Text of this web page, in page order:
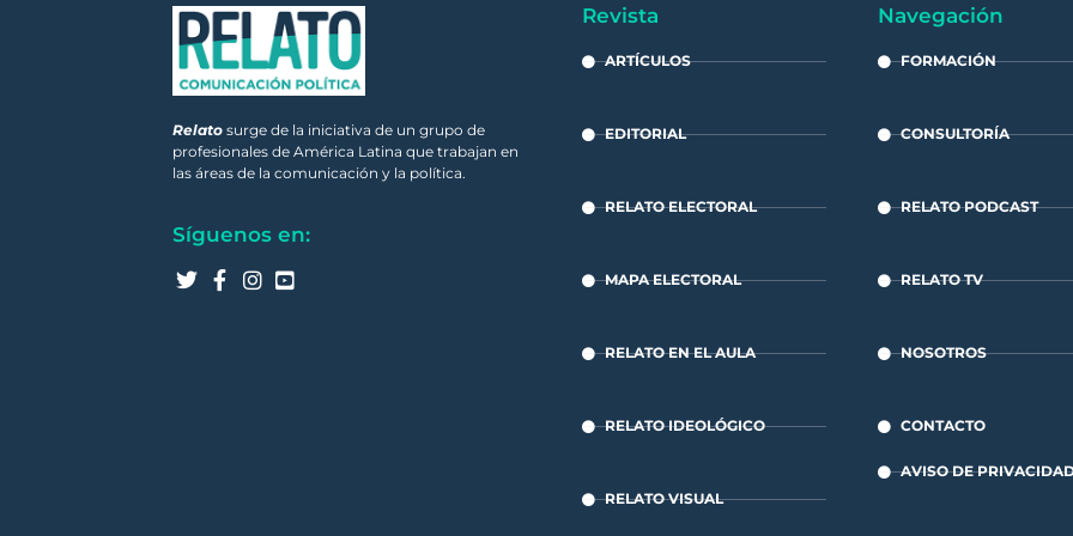
Relato surge de la iniciativa de un grupo de
profesionales de América Latina que trabajan en
las áreas de la comunicación y la política.
Síguenos en:
Revista
ARTÍCULOS
EDITORIAL
RELATO ELECTORAL
MAPA ELECTORAL
RELATO EN EL AULA
RELATO IDEOLÓGICO
RELATO VISUAL
Navegación
FORMACIÓN
CONSULTORÍA
RELATO PODCAST
RELATO TV
NOSOTROS
CONTACTO
AVISO DE